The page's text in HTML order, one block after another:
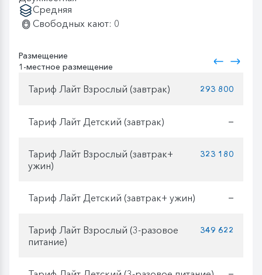
Средняя
Свободных кают: 0
Размещение
1-местное размещение
Тариф Лайт Взрослый (завтрак) 293 800
Тариф Лайт Детский (завтрак) —
Тариф Лайт Взрослый (завтрак+
ужин)
323 180
Тариф Лайт Детский (завтрак+ ужин) —
Тариф Лайт Взрослый (3-разовое
питание)
349 622